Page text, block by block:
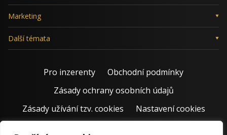
Marketing
Další témata
Pro inzerenty
Obchodní podmínky
Zásady ochrany osobních údajů
Zásady užívání tzv. cookies
Nastavení cookies